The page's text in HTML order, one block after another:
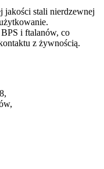
stali nierdzewnej
i ftalanów, co
z żywnością.